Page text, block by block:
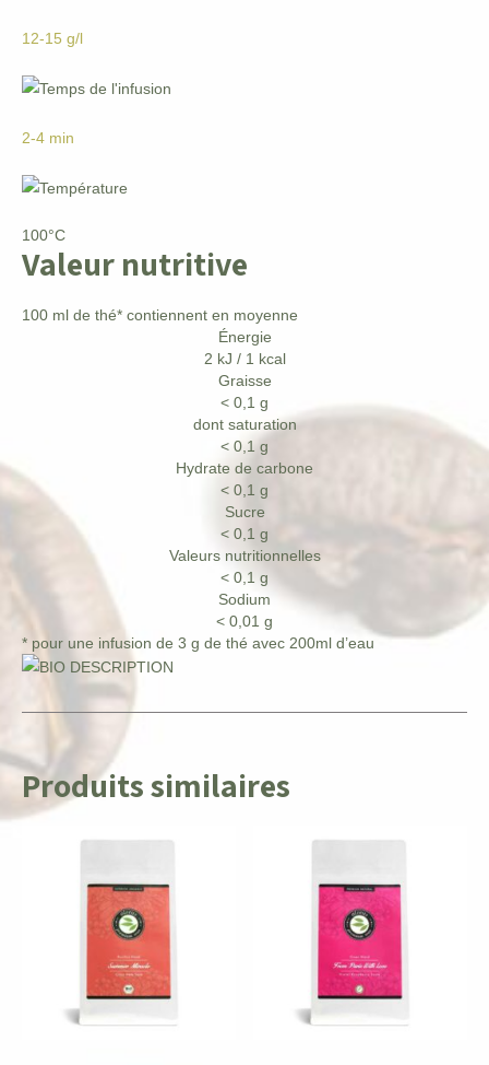
12-15 g/l
2-4 min
100°C
Valeur nutritive
100 ml de thé* contiennent en moyenne
Énergie
2 kJ / 1 kcal
Graisse
< 0,1 g
dont saturation
< 0,1 g
Hydrate de carbone
< 0,1 g
Sucre
< 0,1 g
Valeurs nutritionnelles
< 0,1 g
Sodium
< 0,01 g
* pour une infusion de 3 g de thé avec 200ml d’eau
Produits similaires